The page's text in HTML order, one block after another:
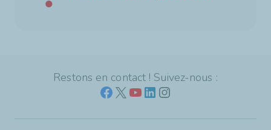
Restons en contact ! Suivez-nous :